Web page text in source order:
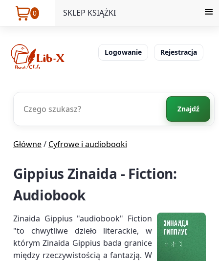
0 SKLEP KSIĄŻKI
Logowanie Rejestracja
Znajdź
Główne/ Cyfrowe i audiobooki
Gippius Zinaida - Fiction:
Audiobook
Zinaida Gippius "audiobook" Fiction
"to chwytliwe dzieło literackie, w
którym Zinaida Gippius bada granice
między rzeczywistością a fantazją. W